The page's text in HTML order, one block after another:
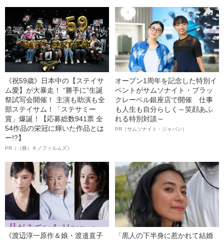
《祝59歳》日本中の【ステイサ
ム愛】が大暴走！ “勝手に”生誕
祭試写会開催！ 主演も助演も全
部ステイサム！「ステサミー
賞」爆誕！【応募総数941票 全
54作品の栄冠に輝いた作品とは
ー!?】
PR（（株）キノフィルムズ）
オープン1周年を記念した特別イ
ベントがサムソナイト・ブラッ
クレーベル銀座店で開催 仕事
も人生も自分らしく～笑顔あふ
れる特別対談～
PR（サムソナイト・ジャパン）
《渡辺淳一原作＆娘・渡邉直子
「黒人の下半身に惹かれて結婚